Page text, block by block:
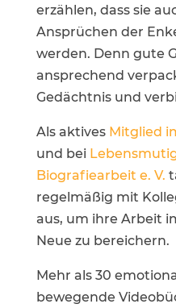
erzählen, dass sie
Ansprüchen der
werden. Denn gute
ansprechend
Gedächtnis und
Als aktives Mitglied
und bei
Biografiearbeit e. V.
regelmäßig mit
aus, um ihre Arbeit
Neue zu bereichern.
Mehr als 30
bewegende